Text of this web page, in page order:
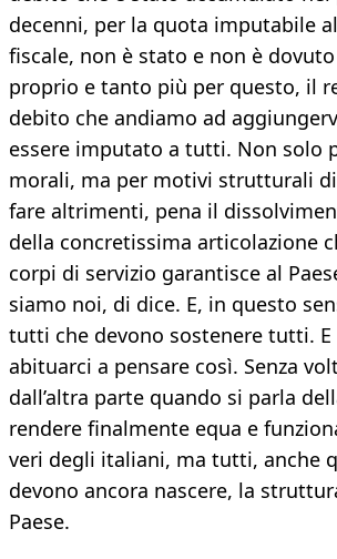
decenni, per la quota imputabile
fiscale, non è stato e non è
proprio e tanto più per questo, il
debito che andiamo ad
essere imputato a tutti. Non solo
morali, ma per motivi strutturali
fare altrimenti, pena il
della concretissima articolazione
corpi di servizio garantisce al
siamo noi, di dice. E, in questo
tutti che devono sostenere tutti.
abituarci a pensare così. Senza
dall’altra parte quando si parla
rendere finalmente equa e
veri degli italiani, ma tutti, anche
devono ancora nascere, la
Paese.